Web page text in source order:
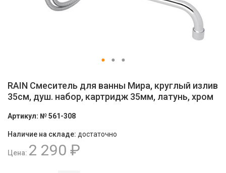
RAIN Смеситель для ванны Мира, круглый излив
35см, душ. набор, картридж 35мм, латунь, хром
Артикул: № 561-308
Наличие на складе: достаточно
Цена: 2 290 ₽